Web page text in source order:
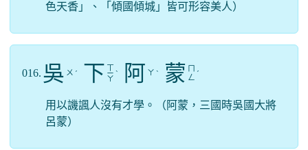
色天香」、「傾國傾城」皆可形容美人）
016. 吳 ㄨ ˊ 下 ㄧ
ㄚ
ˋ 阿 ㄚ ˋ 蒙 ㄥ
ˊ
用以譏諷人沒有才學。（阿蒙，三國時吳國大將
呂蒙）